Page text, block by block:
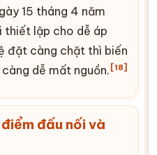
15 tháng 4 năm
thiết lập cho dễ áp
đặt càng chặt thì biến
dễ mất nguồn. [18]
đấu nối và